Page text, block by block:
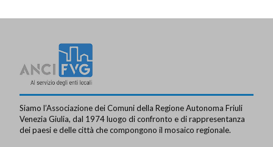
Siamo l’Associazione dei Comuni della Regione Autonoma Friuli
Venezia Giulia, dal 1974 luogo di confronto e di rappresentanza
dei paesi e delle città che compongono il mosaico regionale.